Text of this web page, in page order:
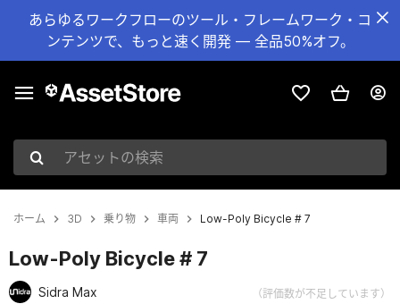
あらゆるワークフローのツール・フレームワーク・コ
ンテンツで、もっと速く開発 — 全品50%オフ。
アセットの検索
ホーム 3D 乗り物 車両 Low-Poly Bicycle # 7
Low-Poly Bicycle # 7
Sidra Max （評価数が不足しています）